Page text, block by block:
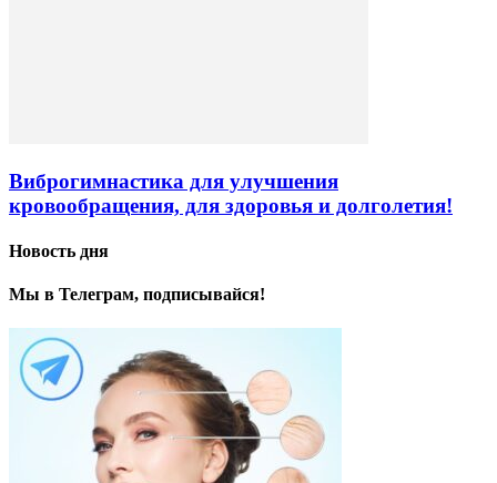
Виброгимнастика для улучшения
кровообращения, для здоровья и долголетия!
Новость дня
Мы в Телеграм, подписывайся!